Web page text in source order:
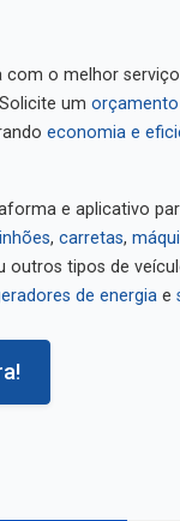
com o melhor
um
economia e
e aplicativo
, carretas,
outros tipos de
de energia e